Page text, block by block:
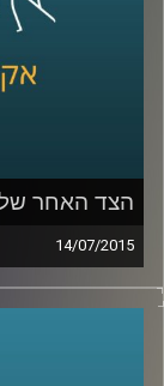
קרדיט תמונות:
הצד האחר
14/07/2015
פרופסור